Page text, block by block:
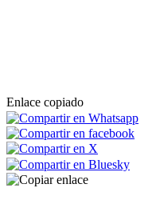
Enlace copiado